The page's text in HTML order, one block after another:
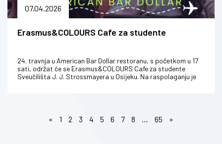
07.04.2026
Erasmus&COLOURS Cafe za studente
24. travnja u American Bar Dollar restoranu, s početkom u 17
sati, održat će se Erasmus&COLOURS Cafe za studente
Sveučilišta J. J. Strossmayera u Osijeku. Na raspolaganju je
« 1 2 3 4 5 6 7 8 … 65 »